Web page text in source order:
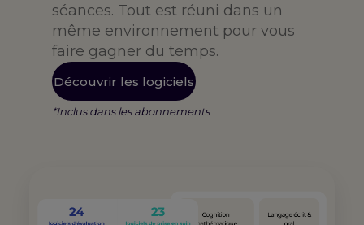
séances. Tout est réuni dans un
même environnement pour vous
faire gagner du temps.
Découvrir les logiciels
*Inclus dans les abonnements